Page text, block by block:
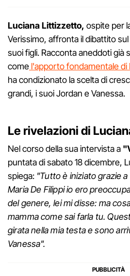
Luciana Littizzetto, ospite per
Verissimo, affronta il dibattito
suoi figli. Racconta aneddoti già
come l'apporto fondamentale di
ha condizionato la scelta di
grandi, i suoi Jordan e Vanessa.
Le rivelazioni di
Nel corso della sua intervista a
puntata di sabato 18 dicembre,
spiega: "Tutto è iniziato grazie
Maria De Filippi io ero
del genere, lei mi disse: ma
mamma come sai farla tu.
girata nella mia testa e sono
Vanessa".